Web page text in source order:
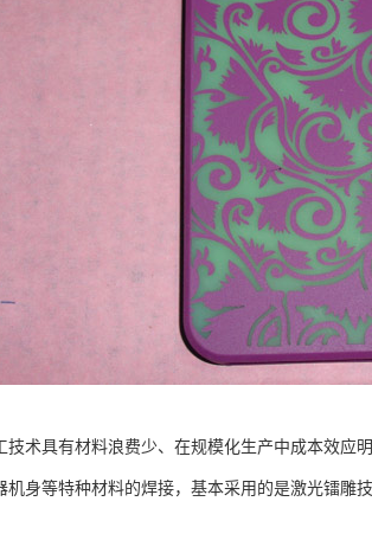
术具有材料浪费少、在规模化生产中成本效应
身等特种材料的焊接，基本采用的是激光镭雕